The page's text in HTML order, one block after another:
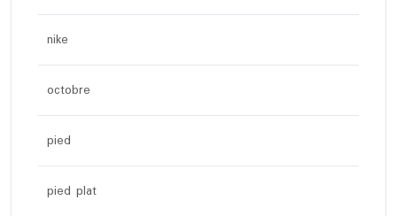
nike
octobre
pied
pied plat